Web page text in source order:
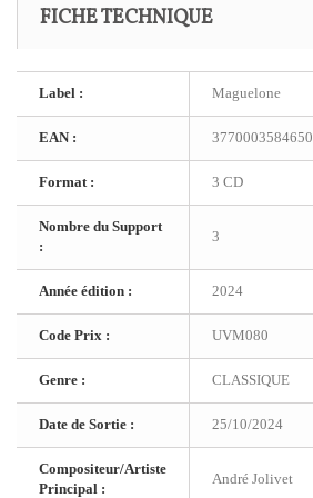
FICHE TECHNIQUE
Label : Maguelone
EAN : 3770003584650
Format : 3 CD
Nombre du Support
:
3
Année édition : 2024
Code Prix : UVM080
Genre : CLASSIQUE
Date de Sortie : 25/10/2024
Compositeur/Artiste
Principal :
André Jolivet